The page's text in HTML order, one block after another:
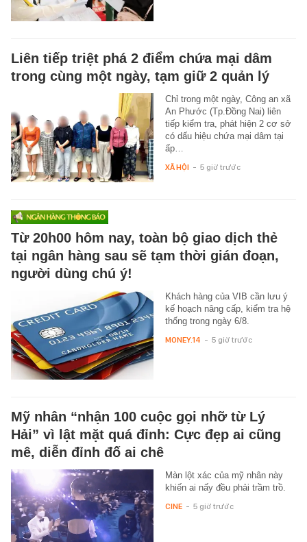
Liên tiếp triệt phá 2 điểm chứa mại dâm
trong cùng một ngày, tạm giữ 2 quản lý
Chỉ trong một ngày, Công an xã
An Phước (Tp.Đồng Nai) liên
tiếp kiểm tra, phát hiện 2 cơ sở
có dấu hiệu chứa mại dâm tại
ấp…
XÃ HỘI - 5 giờ trước
Từ 20h00 hôm nay, toàn bộ giao dịch thẻ
tại ngân hàng sau sẽ tạm thời gián đoạn,
người dùng chú ý!
Khách hàng của VIB cần lưu ý
kế hoạch nâng cấp, kiểm tra hệ
thống trong ngày 6/8.
MONEY.14 - 5 giờ trước
Mỹ nhân “nhận 100 cuộc gọi nhỡ từ Lý
Hải” vì lật mặt quá đỉnh: Cực đẹp ai cũng
mê, diễn đỉnh đố ai chê
Màn lột xác của mỹ nhân này
khiến ai nấy đều phải trầm trồ.
CINE - 5 giờ trước